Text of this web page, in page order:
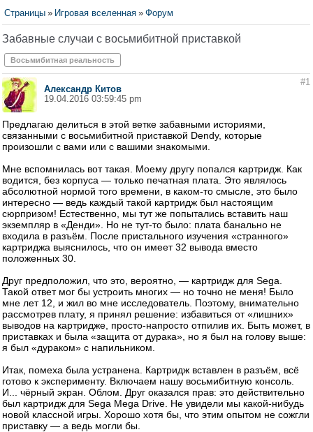
Страницы » Игровая вселенная » Форум
Забавные случаи с восьмибитной приставкой
Восьмибитная реальность
Александр Китов
19.04.2016 03:59:45 pm
#1
Предлагаю делиться в этой ветке забавными историями,
связанными с восьмибитной приставкой Dendy, которые
произошли с вами или с вашими знакомыми.
Мне вспомнилась вот такая. Моему другу попался картридж. Как
водится, без корпуса — только печатная плата. Это являлось
абсолютной нормой того времени, в каком-то смысле, это было
интересно — ведь каждый такой картридж был настоящим
сюрпризом! Естественно, мы тут же попытались вставить наш
экземпляр в «Денди». Но не тут-то было: плата банально не
входила в разъём. После пристального изучения «странного»
картриджа выяснилось, что он имеет 32 вывода вместо
положенных 30.
Друг предположил, что это, вероятно, — картридж для Sega.
Такой ответ мог бы устроить многих — но точно не меня! Было
мне лет 12, и жил во мне исследователь. Поэтому, внимательно
рассмотрев плату, я принял решение: избавиться от «лишних»
выводов на картридже, просто-напросто отпилив их. Быть может, в
приставках и была «защита от дурака», но я был на голову выше:
я был «дураком» с напильником.
Итак, помеха была устранена. Картридж вставлен в разъём, всё
готово к эксперименту. Включаем нашу восьмибитную консоль.
И... чёрный экран. Облом. Друг оказался прав: это действительно
был картридж для Sega Mega Drive. Не увидели мы какой-нибудь
новой классной игры. Хорошо хотя бы, что этим опытом не сожгли
приставку — а ведь могли бы.